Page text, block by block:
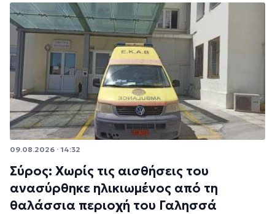
09.08.2026 · 14:32
Σύρος: Χωρίς τις αισθήσεις του
ανασύρθηκε ηλικιωμένος από τη
θαλάσσια περιοχή του Γαλησσά